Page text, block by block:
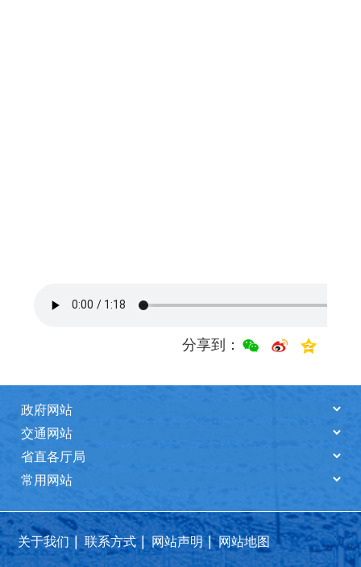
分享到：
关于我们 | 联系方式 | 网站声明 | 网站地图